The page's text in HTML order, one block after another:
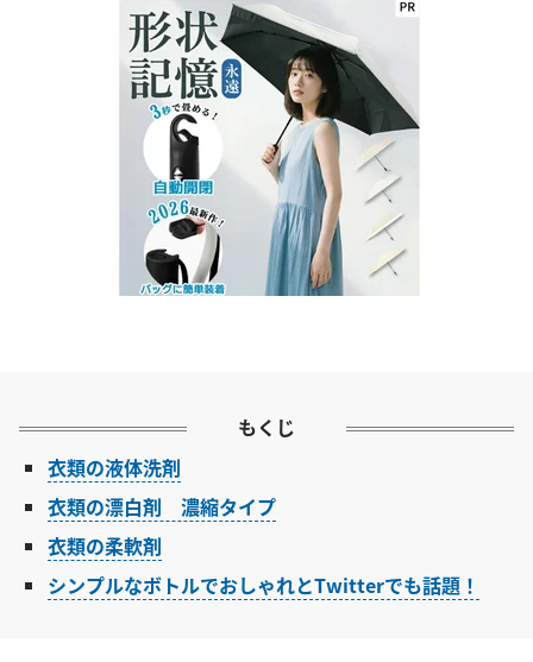
もくじ
衣類の液体洗剤
衣類の漂白剤 濃縮タイプ
衣類の柔軟剤
シンプルなボトルでおしゃれとTwitterでも話題！